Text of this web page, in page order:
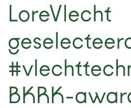
nieuws
projecten
contact
LoreVlecht
BKRK-